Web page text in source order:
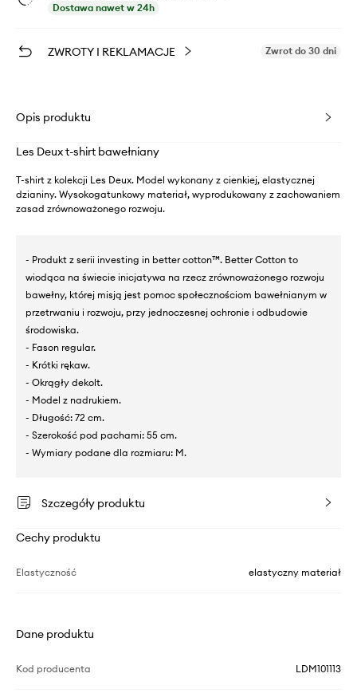
Dostawa nawet w 24h
ZWROTY I REKLAMACJE Zwrot do 30 dni
Opis produktu
Les Deux t-shirt bawełniany
T-shirt z kolekcji Les Deux. Model wykonany z cienkiej, elastycznej
dzianiny. Wysokogatunkowy materiał, wyprodukowany z zachowaniem
zasad zrównoważonego rozwoju.
- Produkt z serii investing in better cotton™. Better Cotton to
wiodąca na świecie inicjatywa na rzecz zrównoważonego rozwoju
bawełny, której misją jest pomoc społecznościom bawełnianym w
przetrwaniu i rozwoju, przy jednoczesnej ochronie i odbudowie
środowiska.
- Fason regular.
- Krótki rękaw.
- Okrągły dekolt.
- Model z nadrukiem.
- Długość: 72 cm.
- Szerokość pod pachami: 55 cm.
- Wymiary podane dla rozmiaru: M.
Szczegóły produktu
Cechy produktu
Elastyczność elastyczny materiał
Dane produktu
Kod producenta LDM101113